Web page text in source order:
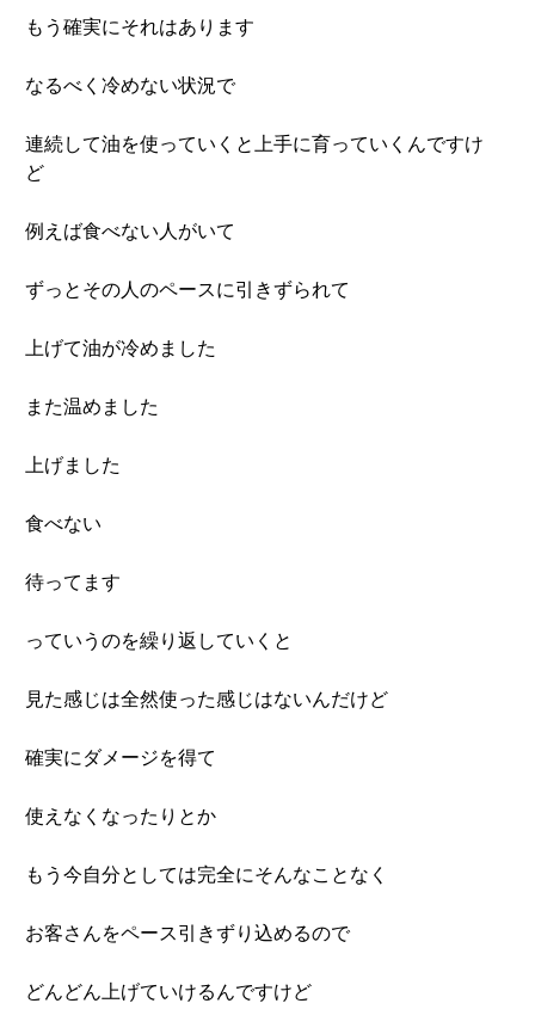
もう確実にそれはあります
なるべく冷めない状況で
連続して油を使っていくと上手に育っていくんですけ
ど
例えば食べない人がいて
ずっとその人のペースに引きずられて
上げて油が冷めました
また温めました
上げました
食べない
待ってます
っていうのを繰り返していくと
見た感じは全然使った感じはないんだけど
確実にダメージを得て
使えなくなったりとか
もう今自分としては完全にそんなことなく
お客さんをペース引きずり込めるので
どんどん上げていけるんですけど